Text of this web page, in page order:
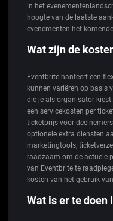
in het
hoogte van de laatste
evenementen het
Wat zijn de
Eventbrite hanteert een
kunnen variëren op basis
die je als organisator
een servicekosten per
ticketprijs voor
optionele extra diensten
marketingtools,
raadzaam om de actuele
van Eventbrite te
kosten van het gebruik
Wat is er te doen